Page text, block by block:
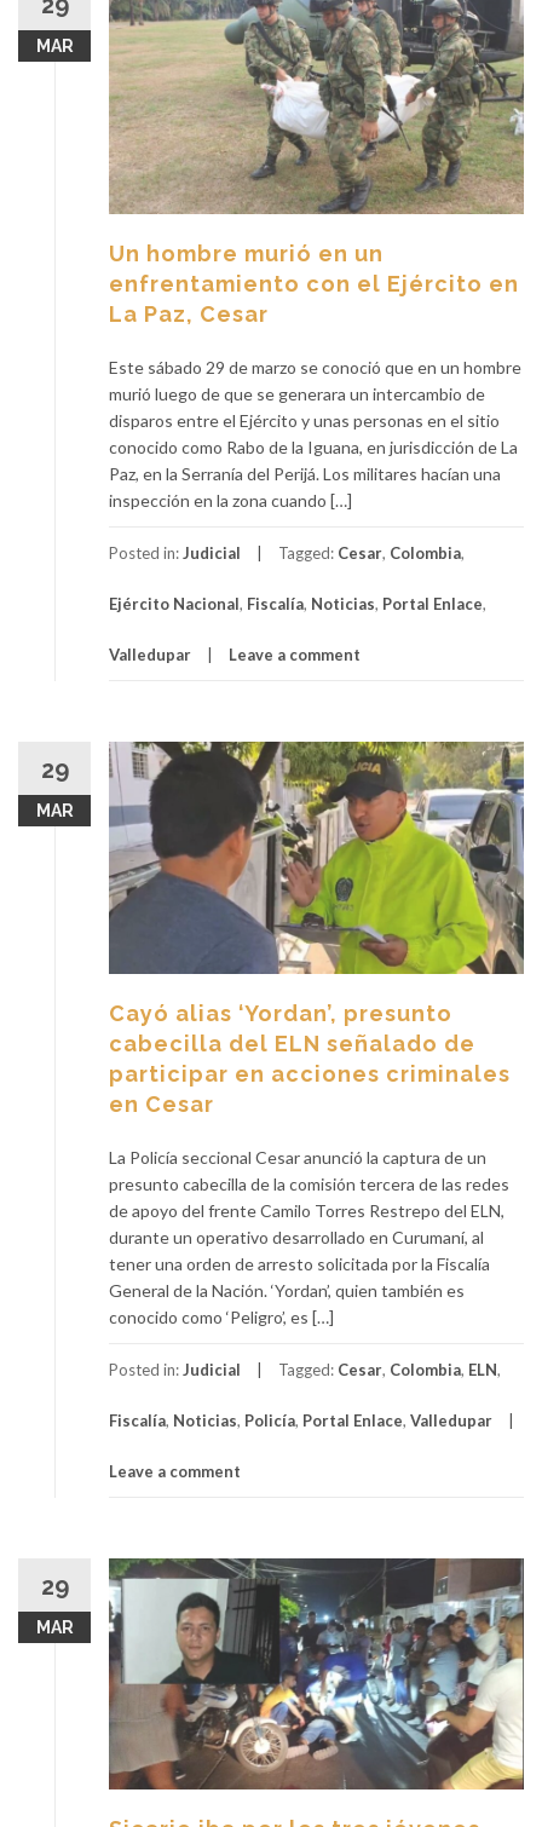
MAR
Un hombre murió en un
enfrentamiento con el Ejército en
La Paz, Cesar
Este sábado 29 de marzo se conoció que en un hombre
murió luego de que se generara un intercambio de
disparos entre el Ejército y unas personas en el sitio
conocido como Rabo de la Iguana, en jurisdicción de La
Paz, en la Serranía del Perijá. Los militares hacían una
inspección en la zona cuando […]
Posted in:Judicial Tagged: Cesar, Colombia,
Ejército Nacional, Fiscalía, Noticias, Portal Enlace,
Valledupar Leave a comment
29
MAR
Cayó alias ‘Yordan’, presunto
cabecilla del ELN señalado de
participar en acciones criminales
en Cesar
La Policía seccional Cesar anunció la captura de un
presunto cabecilla de la comisión tercera de las redes
de apoyo del frente Camilo Torres Restrepo del ELN,
durante un operativo desarrollado en Curumaní, al
tener una orden de arresto solicitada por la Fiscalía
General de la Nación. ‘Yordan’, quien también es
conocido como ‘Peligro’, es […]
Posted in:Judicial Tagged: Cesar, Colombia, ELN,
Fiscalía, Noticias, Policía, Portal Enlace, Valledupar
Leave a comment
29
MAR